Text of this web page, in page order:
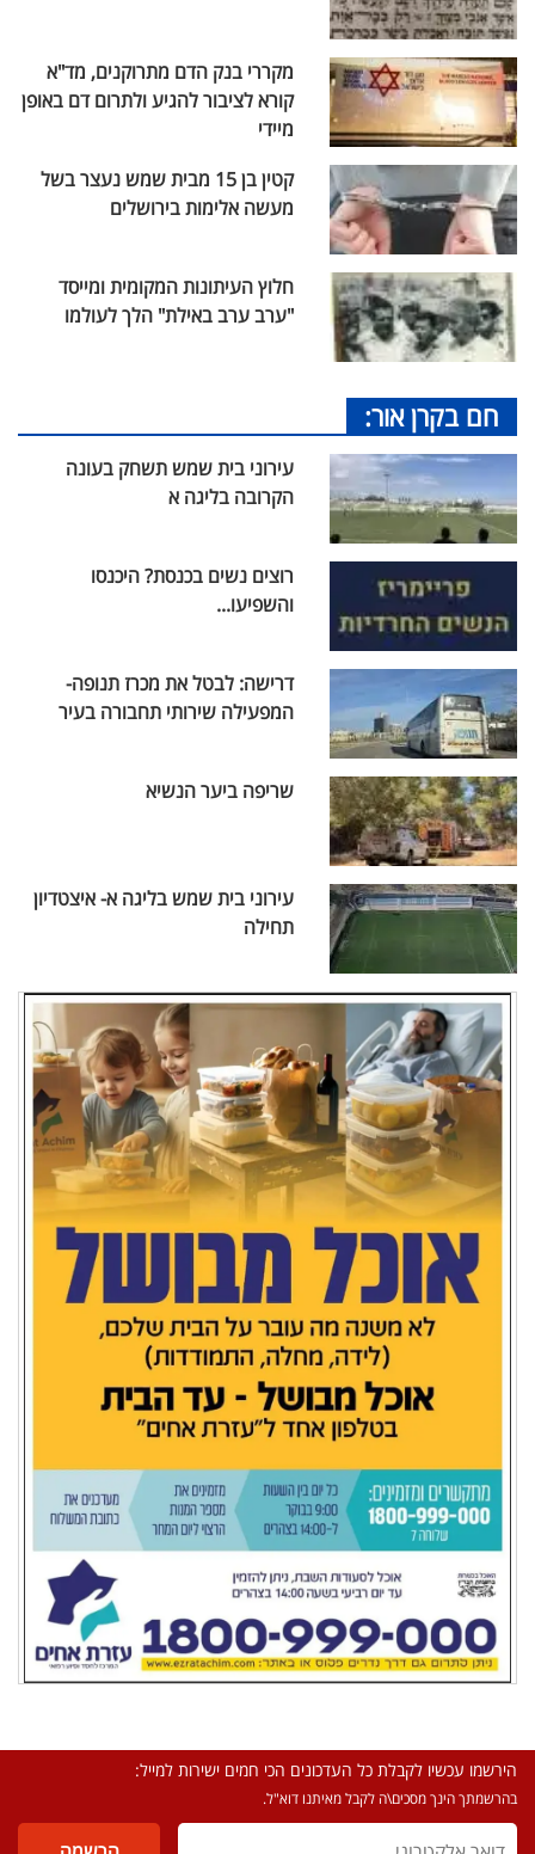
מקררי בנק הדם מתרוקנים, מד"א
קורא לציבור להגיע ולתרום דם באופן
מיידי
קטין בן 15 מבית שמש נעצר בשל
מעשה אלימות בירושלים
חלוץ העיתונות המקומית ומייסד
"ערב ערב באילת" הלך לעולמו
חם בקרן אור:
עירוני בית שמש תשחק בעונה
הקרובה בליגה א
רוצים נשים בכנסת? היכנסו
והשפיעו...
דרישה: לבטל את מכרז תנופה-
המפעילה שירותי תחבורה בעיר
שריפה ביער הנשיא
עירוני בית שמש בליגה א- איצטדיון
תחילה
הירשמו עכשיו לקבלת כל העדכונים הכי חמים ישירות למייל:
בהרשמתך הינך מסכים\ה לקבל מאיתנו דוא"ל.